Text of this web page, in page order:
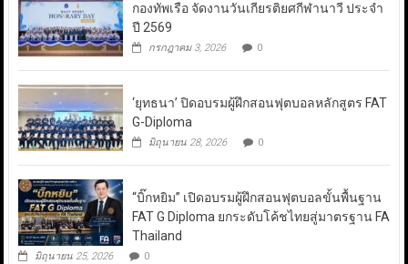
กองทัพเรือ จัดงานวันเกียรติยศกีฬานาวี ประจำ
ปี 2569
กรกฎาคม 3, 2026 0
‘ยุทธนา’ ปิดอบรมผู้ฝึกสอนฟุตบอลหลักสูตร FAT
G-Diploma
มิถุนายน 28, 2026 0
“บิ๊กหยิม” เปิดอบรมผู้ฝึกสอนฟุตบอลขั้นพื้นฐาน
FAT G Diploma ยกระดับโค้ชไทยสู่มาตรฐาน FA
Thailand
มิถุนายน 25, 2026 0